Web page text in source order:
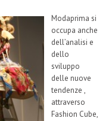
Modaprima si
occupa anche
dell’analisi e
dello
sviluppo
delle nuove
tendenze ,
attraverso
Fashion Cube,